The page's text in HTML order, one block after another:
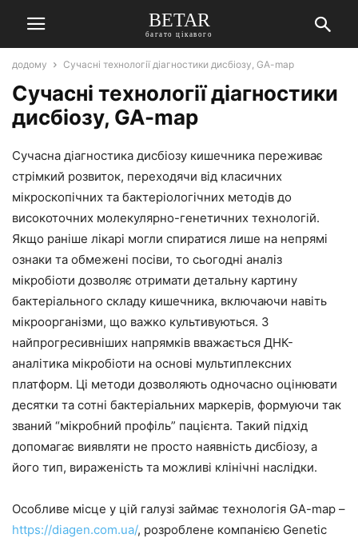
BETAR
багато цікавого
додому Сучасні технології діагностики дисбіозу, GA-map
Сучасні технології діагностики
дисбіозу, GA-map
Сучасна діагностика дисбіозу кишечника переживає
стрімкий розвиток, переходячи від класичних
мікроскопічних та бактеріологічних методів до
високоточних молекулярно-генетичних технологій.
Якщо раніше лікарі могли спиратися лише на непрямі
ознаки та обмежені посіви, то сьогодні аналіз
мікробіоти дозволяє отримати детальну картину
бактеріального складу кишечника, включаючи навіть
мікроорганізми, що важко культивуються. З
найпрогресивніших напрямків вважається ДНК-
аналітика мікробіоти на основі мультиплексних
платформ. Ці методи дозволяють одночасно оцінювати
десятки та сотні бактеріальних маркерів, формуючи так
званий “мікробний профіль” пацієнта. Такий підхід
допомагає виявляти не просто наявність дисбіозу, а
його тип, вираженість та можливі клінічні наслідки.
Особливе місце у цій галузі займає технологія GA-map –
https://diagen.com.ua/, розроблене компанією Genetic